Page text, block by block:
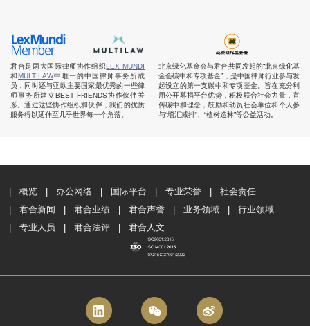
君合是两大国际律师协作组织LEX MUNDI
和 MULTILAW中唯一的中国律师事务所成
员，同时还与亚欧主要国家最优秀的一些律
师事务所建立BEST FRIENDS协作伙伴关
系。通过这些协作组织和伙伴，我们的优质
服务得以延伸至几乎世界每一个角落。
北京绿化基金会与君合共同发起的“北京绿化基
金会碳中和专项基金”，是中国律师行业参与发
起设立的第一支碳中和专项基金。旨在充分利
用公开募捐平台优势，积极联合社会力量，宣
传碳中和理念，鼓励和动员社会单位和个人参
与“增汇减排”、“植树造林”等公益活动。
概览 办公网络 国际平台 专业荣誉
社会责任
君合新闻
君合业绩 君合声誉 业务领域
行业领域
专业人员
君合法评 君合人文